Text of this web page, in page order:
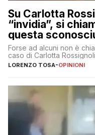
Su Carlotta
“invidia”, si
questa
Forse ad alcuni non è
caso di Carlotta
LORENZO TOSA-OPINIONI